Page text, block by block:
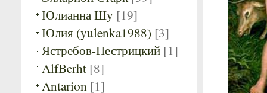
Юлианна Шу [19]
Юлия (yulenka1988) [3]
Ястребов-Пестрицкий [1]
AlfBerht [8]
Antarion [1]